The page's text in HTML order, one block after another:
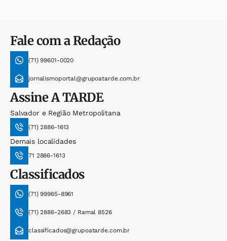
Fale com a Redação
(71) 99601-0020
jornalismoportal@grupoatarde.com.br
AssineA TARDE
Salvador e Região Metropolitana
(71) 2886-1613
Demais localidades
71 2886-1613
Classificados
(71) 99965-8961
(71) 2886-2683 / Ramal 8526
classificados@grupoatarde.com.br